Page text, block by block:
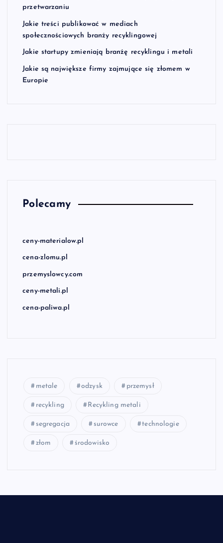
przetwarzaniu
Jakie treści publikować w mediach
społecznościowych branży recyklingowej
Jakie startupy zmieniają branżę recyklingu i metali
Jakie są największe firmy zajmujące się złomem w
Europie
Polecamy
ceny-materialow.pl
cena-zlomu.pl
przemyslowcy.com
ceny-metali.pl
cena-paliwa.pl
metale odzysk przemysł
recykling Recykling metali
segregacja surowce technologie
złom środowisko